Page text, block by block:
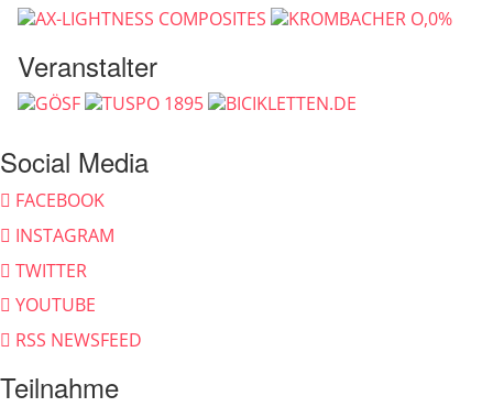
Veranstalter
Social Media
FACEBOOK
INSTAGRAM
TWITTER
YOUTUBE
RSS NEWSFEED
Teilnahme